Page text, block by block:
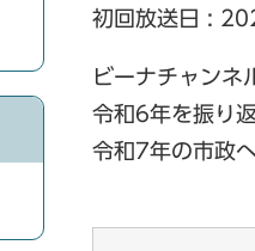
初回放送日 :
ビーナチャンネ
令和6年を振り
令和7年の市政